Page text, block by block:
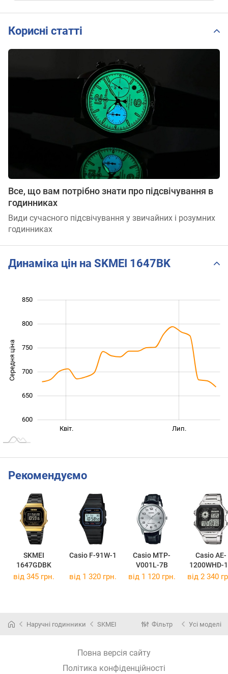
Корисні статті
Все, що вам потрібно знати про підсвічування в
годинниках
Види сучасного підсвічування у звичайних і розумних
годинниках
Динаміка цін на SKMEI 1647BK
Середня ціна
600
650
700
750
800
850
Лип.
Квіт.
Рекомендуємо
SKMEI
1647GDBK
Casio F-91W-1
Casio MTP-
V001L-7B
Casio AE-
1200WHD-
від 345 грн. від 1 320 грн. від 1 120 грн. від 2 340
Наручні годинники SKMEI Фільтр Усі моделі
Повна версія сайту
Політика конфіденційності